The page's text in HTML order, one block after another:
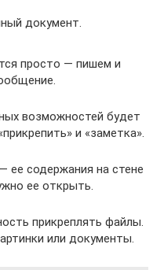
документ.
просто — пишем и
возможностей будет
и «заметка».
ее содержания на стене
ее открыть.
прикреплять файлы.
или документы.